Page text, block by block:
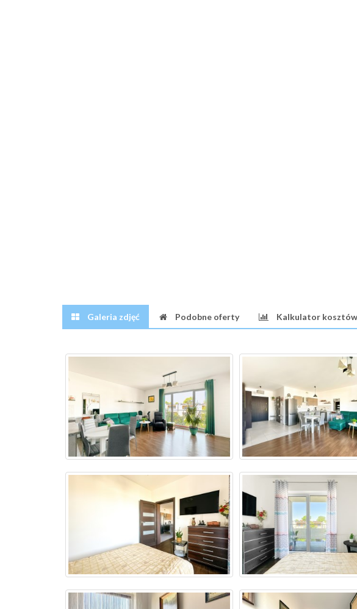
Galeria zdjęć Podobne oferty Kalkulator kosztów